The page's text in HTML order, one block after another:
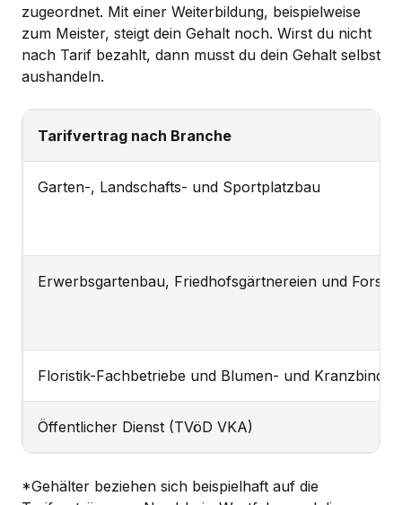
zugeordnet. Mit einer Weiterbildung, beispielweise
zum Meister, steigt dein Gehalt noch. Wirst du nicht
nach Tarif bezahlt, dann musst du dein Gehalt selbst
aushandeln.
Tarifvertrag nach Branche
Garten-, Landschafts- und Sportplatzbau
Erwerbsgartenbau, Friedhofsgärtnereien und
Floristik-Fachbetriebe und Blumen- und
Öffentlicher Dienst (TVöD VKA)
*Gehälter beziehen sich beispielhaft auf die